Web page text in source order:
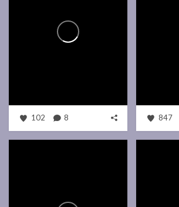
102 8 847